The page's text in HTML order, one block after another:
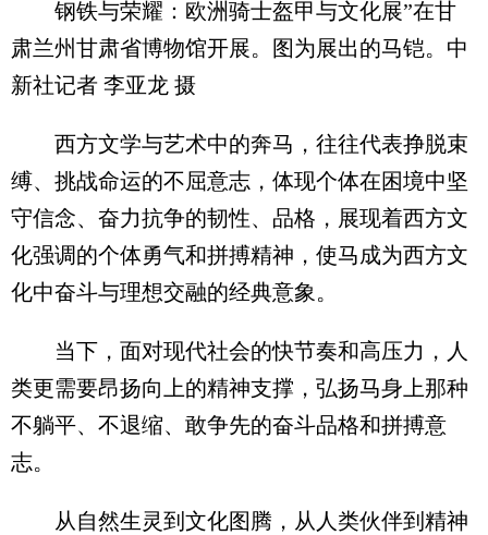
钢铁与荣耀：欧洲骑士盔甲与文化展”在甘
肃兰州甘肃省博物馆开展。图为展出的马铠。中
新社记者 李亚龙 摄
西方文学与艺术中的奔马，往往代表挣脱束
缚、挑战命运的不屈意志，体现个体在困境中坚
守信念、奋力抗争的韧性、品格，展现着西方文
化强调的个体勇气和拼搏精神，使马成为西方文
化中奋斗与理想交融的经典意象。
当下，面对现代社会的快节奏和高压力，人
类更需要昂扬向上的精神支撑，弘扬马身上那种
不躺平、不退缩、敢争先的奋斗品格和拼搏意
志。
从自然生灵到文化图腾，从人类伙伴到精神